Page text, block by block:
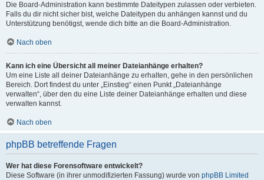
Die Board-Administration kann bestimmte Dateitypen zulassen oder verbieten.
Falls du dir nicht sicher bist, welche Dateitypen du anhängen kannst und du
Unterstützung benötigst, wende dich bitte an die Board-Administration.
Nach oben
Kann ich eine Übersicht all meiner Dateianhänge erhalten?
Um eine Liste all deiner Dateianhänge zu erhalten, gehe in den persönlichen
Bereich. Dort findest du unter „Einstieg“ einen Punkt „Dateianhänge
verwalten“, über den du eine Liste deiner Dateianhänge erhalten und diese
verwalten kannst.
Nach oben
phpBB betreffende Fragen
Wer hat diese Forensoftware entwickelt?
Diese Software (in ihrer unmodifizierten Fassung) wurde von phpBB Limited